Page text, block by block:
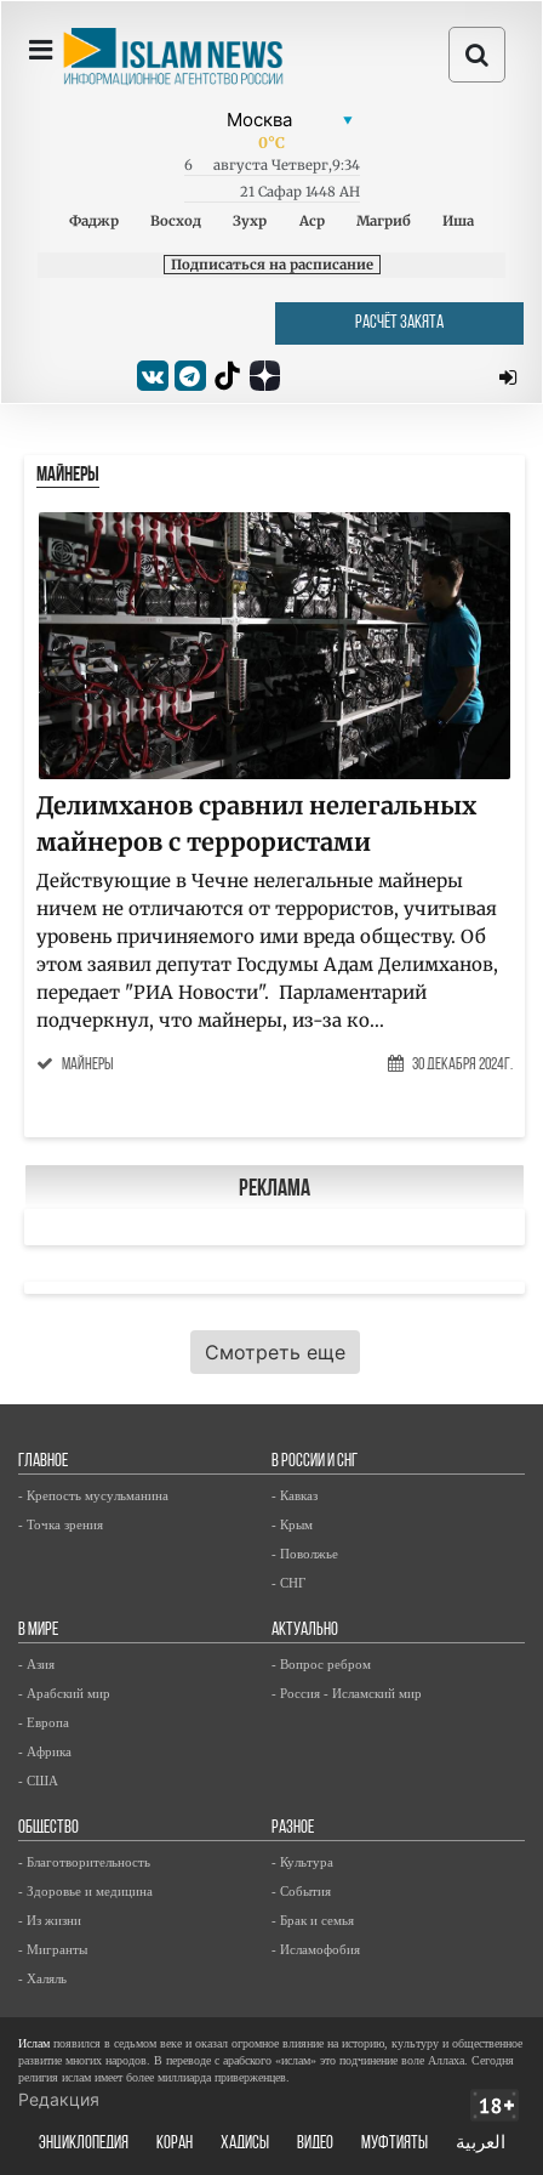
0°C
6 августа Четверг,9:34
21 Сафар 1448 AH
Фаджр
Восход Зухр Аср Магриб Иша
Подписаться на расписание
РАСЧЁТ ЗАКЯТА
МАЙНЕРЫ
Делимханов сравнил нелегальных
майнеров с террористами
Действующие в Чечне нелегальные майнеры
ничем не отличаются от террористов, учитывая
уровень причиняемого ими вреда обществу. Об
этом заявил депутат Госдумы Адам Делимханов,
передает "РИА Новости". Парламентарий
подчеркнул, что майнеры, из-за ко...
майнеры 30 Декабря 2024г.
Реклама
Смотреть еще
ГЛАВНОЕ
- Крепость мусульманина
- Точка зрения
В РОССИИ И СНГ
- Кавказ
- Крым
- Поволжье
- СНГ
В МИРЕ
- Азия
- Арабский мир
- Европа
- Африка
- США
АКТУАЛЬНО
- Вопрос ребром
- Россия - Исламский мир
ОБЩЕСТВО
- Благотворительность
- Здоровье и медицина
- Из жизни
- Мигранты
- Халяль
РАЗНОЕ
- Культура
- События
- Брак и семья
- Исламофобия
Ислам появился в седьмом веке и оказал огромное влияние на историю, культуру и общественное
развитие многих народов. В переводе с арабского «ислам» это подчинение воле Аллаха. Сегодня
религия ислам имеет более миллиарда приверженцев.
Редакция
ЭНЦИКЛОПЕДИЯ КОРАН ХАДИСЫ ВИДЕО Муфтияты العربية